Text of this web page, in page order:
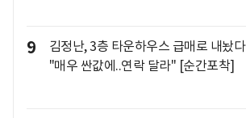
9
김정난, 3층 타운하우스 급매로 내놨다
"매우 싼값에..연락 달라" [순간포착]